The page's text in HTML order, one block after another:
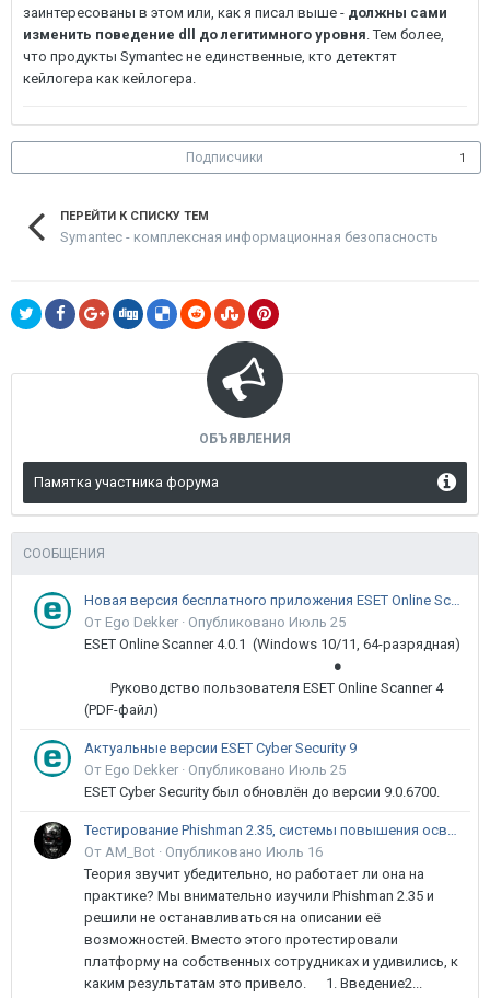
заинтересованы в этом или, как я писал выше - должны сами
изменить поведение dll до легитимного уровня. Тем более,
что продукты Symantec не единственные, кто детектят
кейлогера как кейлогера.
Подписчики 1
ПЕРЕЙТИ К СПИСКУ ТЕМ
Symantec - комплексная информационная безопасность
ОБЪЯВЛЕНИЯ
Памятка участника форума
СООБЩЕНИЯ
Новая версия бесплатного приложения ESET Online Scanner доступна пользователям
От Ego Dekker · Опубликовано Июль 25
ESET Online Scanner 4.0.1 (Windows 10/11, 64-разрядная)
●
Руководство пользователя ESET Online Scanner 4
(PDF-файл)
Актуальные версии ESET Cyber Security 9
От Ego Dekker · Опубликовано Июль 25
ESET Cyber Security был обновлён до версии 9.0.6700.
Тестирование Phishman 2.35, системы повышения осведомлённости пользователей в сфере ИБ
От AM_Bot · Опубликовано Июль 16
Теория звучит убедительно, но работает ли она на
практике? Мы внимательно изучили Phishman 2.35 и
решили не останавливаться на описании её
возможностей. Вместо этого протестировали
платформу на собственных сотрудниках и удивились, к
каким результатам это привело. 1. Введение2...